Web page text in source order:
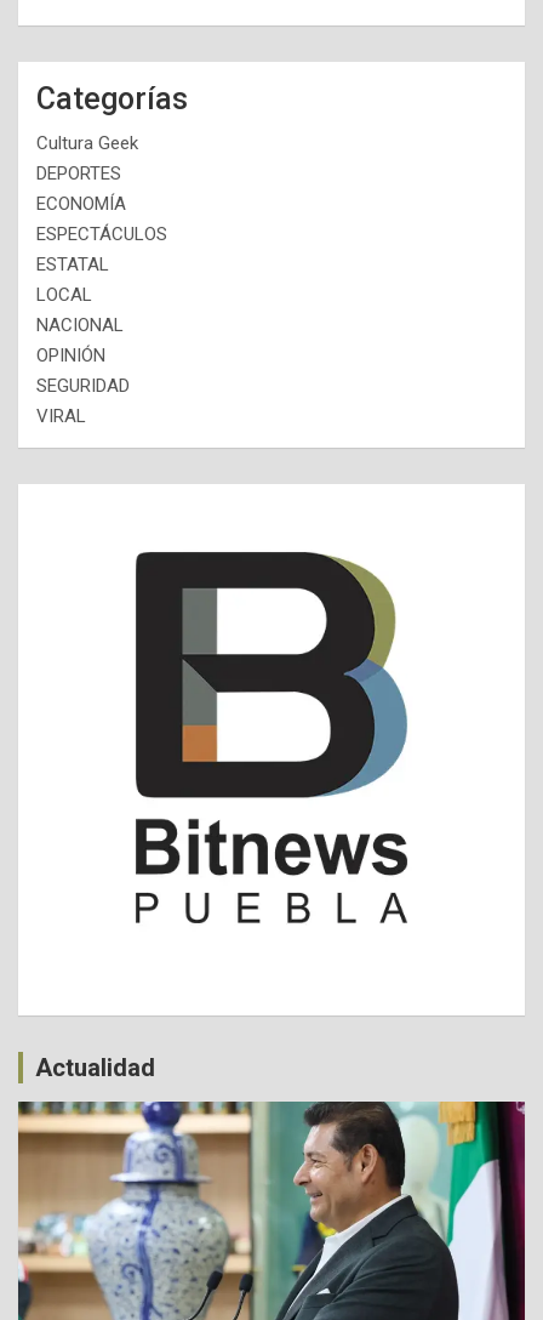
Categorías
Cultura Geek
DEPORTES
ECONOMÍA
ESPECTÁCULOS
ESTATAL
LOCAL
NACIONAL
OPINIÓN
SEGURIDAD
VIRAL
Actualidad